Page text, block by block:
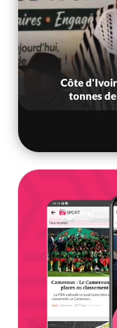
Côte
tonnes de